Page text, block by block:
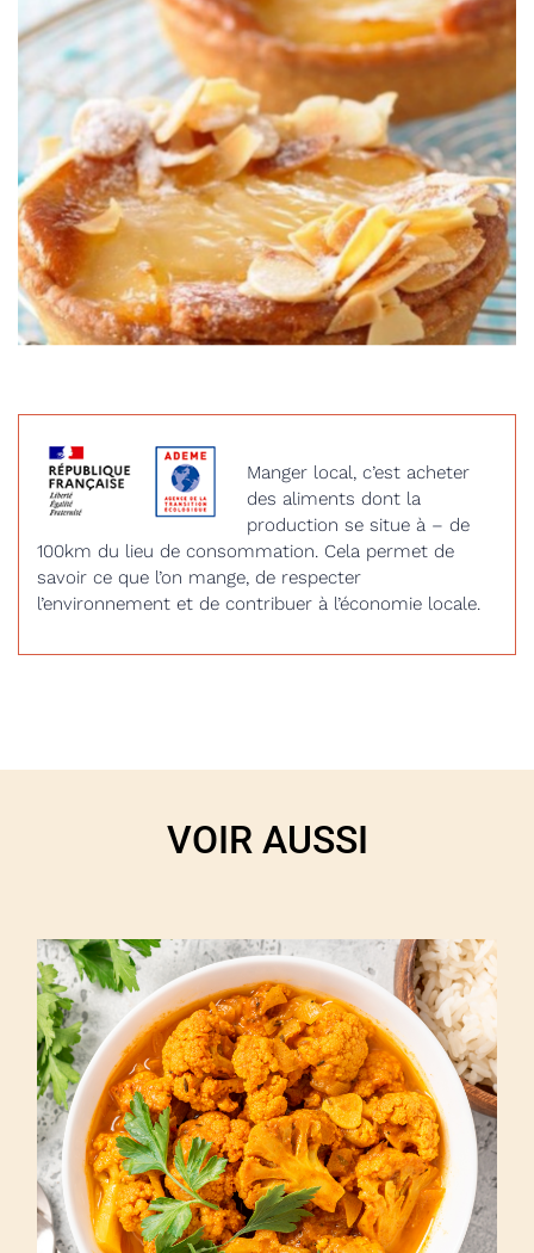
Manger local, c’est acheter
des aliments dont la
production se situe à – de
100km du lieu de consommation. Cela permet de
savoir ce que l’on mange, de respecter
l’environnement et de contribuer à l’économie locale.
VOIR AUSSI